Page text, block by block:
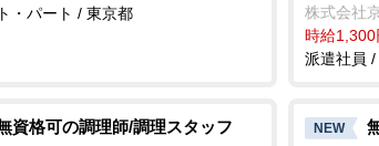
・パート / 東京都
株式会社
時給1,300
派遣社員
資格可の調理師/調理スタッフ NEW